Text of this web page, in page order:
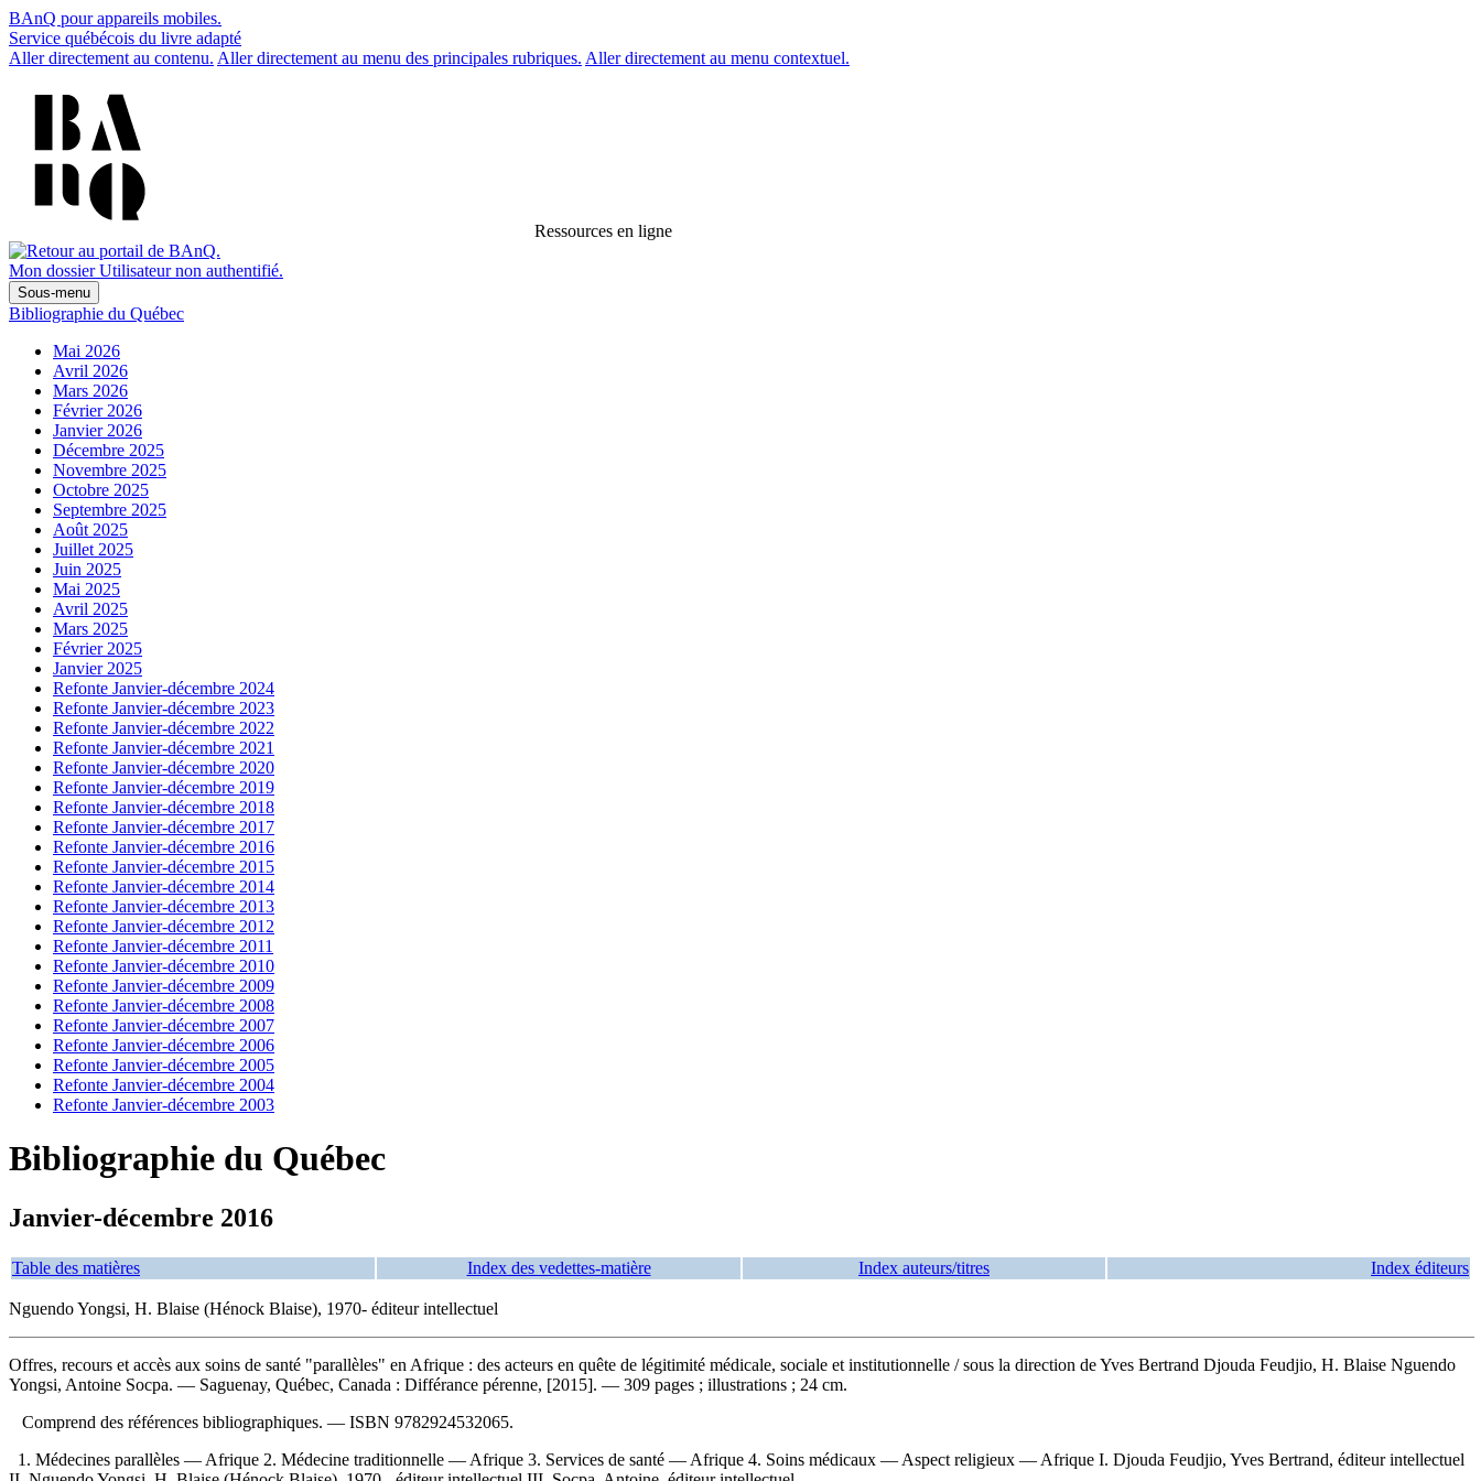
BAnQ pour appareils mobiles.
Service québécois du livre adapté
Aller directement au contenu. Aller directement au menu des principales rubriques. Aller directement au menu contextuel.
Ressources en ligne
Mon dossier Utilisateur non authentifié.
Sous-menu
Bibliographie du Québec
Mai 2026
Avril 2026
Mars 2026
Février 2026
Janvier 2026
Décembre 2025
Novembre 2025
Octobre 2025
Septembre 2025
Août 2025
Juillet 2025
Juin 2025
Mai 2025
Avril 2025
Mars 2025
Février 2025
Janvier 2025
Refonte Janvier-décembre 2024
Refonte Janvier-décembre 2023
Refonte Janvier-décembre 2022
Refonte Janvier-décembre 2021
Refonte Janvier-décembre 2020
Refonte Janvier-décembre 2019
Refonte Janvier-décembre 2018
Refonte Janvier-décembre 2017
Refonte Janvier-décembre 2016
Refonte Janvier-décembre 2015
Refonte Janvier-décembre 2014
Refonte Janvier-décembre 2013
Refonte Janvier-décembre 2012
Refonte Janvier-décembre 2011
Refonte Janvier-décembre 2010
Refonte Janvier-décembre 2009
Refonte Janvier-décembre 2008
Refonte Janvier-décembre 2007
Refonte Janvier-décembre 2006
Refonte Janvier-décembre 2005
Refonte Janvier-décembre 2004
Refonte Janvier-décembre 2003
Bibliographie du Québec
Janvier-décembre 2016
Table des matières Index des vedettes-matière Index auteurs/titres Index éditeurs
Nguendo Yongsi, H. Blaise (Hénock Blaise), 1970- éditeur intellectuel
Offres, recours et accès aux soins de santé "parallèles" en Afrique : des acteurs en quête de légitimité médicale, sociale et institutionnelle / sous la direction de Yves Bertrand Djouda Feudjio, H. Blaise Nguendo
Yongsi, Antoine Socpa. — Saguenay, Québec, Canada : Différance pérenne, [2015]. — 309 pages ; illustrations ; 24 cm.
Comprend des références bibliographiques. — ISBN 9782924532065.
1. Médecines parallèles — Afrique 2. Médecine traditionnelle — Afrique 3. Services de santé — Afrique 4. Soins médicaux — Aspect religieux — Afrique I. Djouda Feudjio, Yves Bertrand, éditeur intellectuel